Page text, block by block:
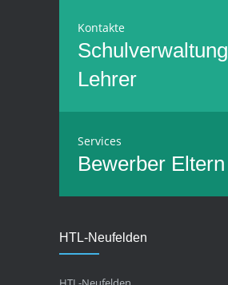
Kontakte
Schulverwaltung
Lehrer
Services
Bewerber Eltern
HTL-Neufelden